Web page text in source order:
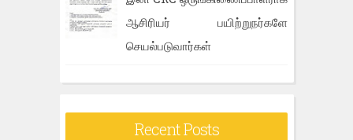
ஆசிரியர் பயிற்றுநர்களே
செயல்படுவார்கள்
Recent Posts